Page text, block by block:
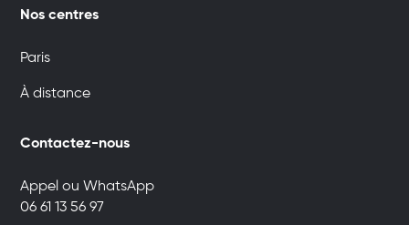
Nos centres
Paris
À distance
Contactez-nous
Appel ou WhatsApp
06 61 13 56 97